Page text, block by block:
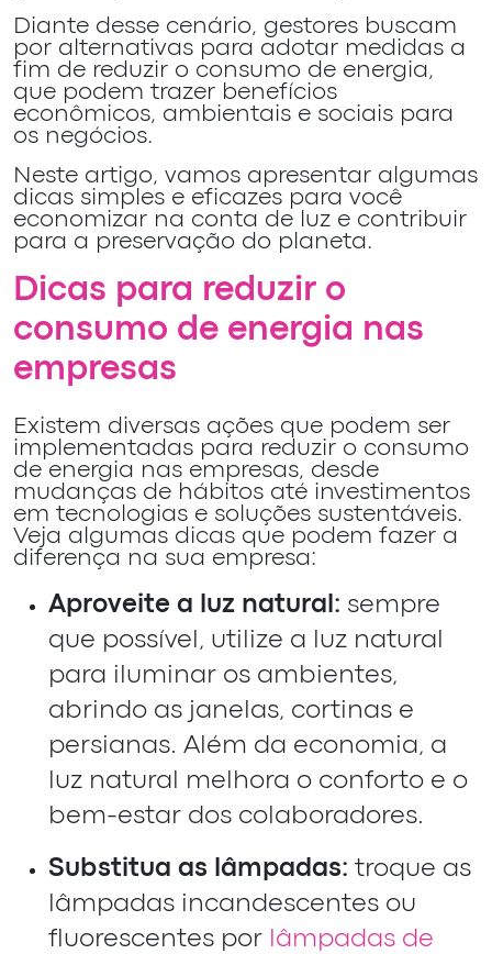
Diante desse cenário, gestores buscam
por alternativas para adotar medidas a
fim de reduzir o consumo de energia,
que podem trazer benefícios
econômicos, ambientais e sociais para
os negócios.
Neste artigo, vamos apresentar algumas
dicas simples e eficazes para você
economizar na conta de luz e contribuir
para a preservação do planeta.
Dicas para reduzir o
consumo de energia nas
empresas
Existem diversas ações que podem ser
implementadas para reduzir o consumo
de energia nas empresas, desde
mudanças de hábitos até investimentos
em tecnologias e soluções sustentáveis.
Veja algumas dicas que podem fazer a
diferença na sua empresa:
Aproveite a luz natural: sempre
que possível, utilize a luz natural
para iluminar os ambientes,
abrindo as janelas, cortinas e
persianas. Além da economia, a
luz natural melhora o conforto e o
bem-estar dos colaboradores.
Substitua as lâmpadas: troque as
lâmpadas incandescentes ou
fluorescentes por
lâmpadas de